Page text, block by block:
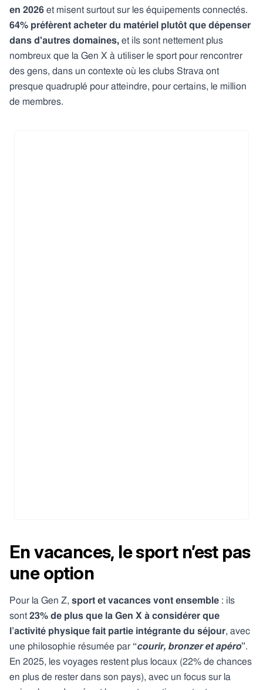
en 2026 et misent surtout sur les équipements connectés.
64% préfèrent acheter du matériel plutôt que dépenser
dans d'autres domaines, et ils sont nettement plus
nombreux que la Gen X à utiliser le sport pour rencontrer
des gens, dans un contexte où les clubs Strava ont
presque quadruplé pour atteindre, pour certains, le million
de membres.
En vacances, le sport n’est pas
une option
Pour la Gen Z, sport et vacances vont ensemble : ils
sont 23% de plus que la Gen X à considérer que
l’activité physique fait partie intégrante du séjour, avec
une philosophie résumée par “courir, bronzer et apéro”.
En 2025, les voyages restent plus locaux (22% de chances
en plus de rester dans son pays), avec un focus sur la